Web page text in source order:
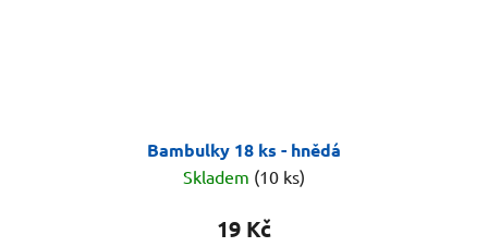
Bambulky 18 ks - hnědá
Skladem (10 ks)
19 Kč